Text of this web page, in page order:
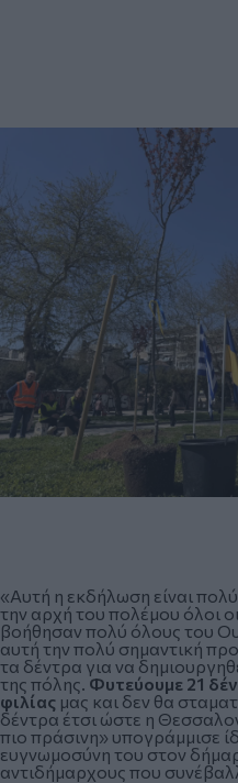
«Αυτή η εκδήλωση είναι
την αρχή του πολέμου όλοι
βοήθησαν πολύ όλους του
αυτή την πολύ σημαντική
τα δέντρα για να
της πόλης. Φυτεύουμε 21
φιλίας μας και δεν θα
δέντρα έτσι ώστε η
πιο πράσινη» υπογράμμισε
ευγνωμοσύνη του στον
αντιδήμαρχους που